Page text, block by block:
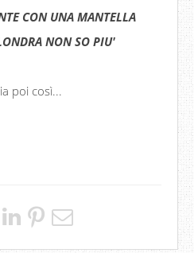
CON UNA MANTELLA
NON SO PIU'
poi così...